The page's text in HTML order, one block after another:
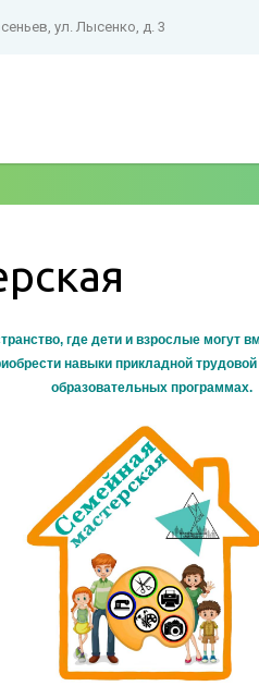
ул. Лысенко, д. 3
где дети и взрослые могут
навыки прикладной
образовательных программах.